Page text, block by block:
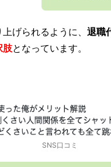
げられるように、 退職
肢となっています。
SNS口コミ